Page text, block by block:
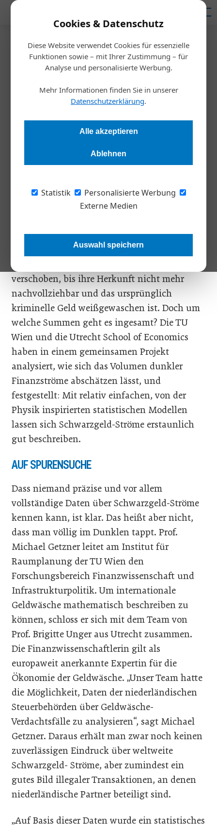
Cookies & Datenschutz
Diese Website verwendet Cookies für essenzielle
Funktionen sowie – mit Ihrer Zustimmung – für
Analyse und personalisierte Werbung.
Mehr Informationen finden Sie in unserer
Datenschutzerklärung.
Alle akzeptieren
Ablehnen
Statistik
Personalisierte Werbung
Externe Medien
Auswahl speichern
Startseite/Inspiration
Wie Schwarzgeld sauber wird
Stephan Strzyzowski 08.06.2021, 12:28 Uhr
Kriminelle nützen ausgefeilte Methoden, um ihre illegalen
enormen Summen es geht, können die TU Wien und die
Utrecht School of Economics nun mit einfachen Modellen
Geldwäsche ist ein Problem, das die ganze
Handlungen wie Drogenhandel oder
Korruption werden häufig über
verschoben, bis ihre Herkunft nicht mehr
nachvollziehbar und das ursprünglich
kriminelle Geld weißgewaschen ist. Doch um
welche Summen geht es ingesamt? Die TU
Wien und die Utrecht School of Economics
haben in einem gemeinsamen Projekt
analysiert, wie sich das Volumen dunkler
Finanzströme abschätzen lässt, und
festgestellt: Mit relativ einfachen, von der
Physik inspirierten statistischen Modellen
lassen sich Schwarzgeld-Ströme erstaunlich
gut beschreiben.
AUF SPURENSUCHE
Dass niemand präzise und vor allem
vollständige Daten über Schwarzgeld-Ströme
kennen kann, ist klar. Das heißt aber nicht,
dass man völlig im Dunklen tappt. Prof.
Michael Getzner leitet am Institut für
Raumplanung der TU Wien den
Forschungsbereich Finanzwissenschaft und
Infrastrukturpolitik. Um internationale
Geldwäsche mathematisch beschreiben zu
können, schloss er sich mit dem Team von
Prof. Brigitte Unger aus Utrecht zusammen.
Die Finanzwissenschaftlerin gilt als
europaweit anerkannte Expertin für die
Ökonomie der Geldwäsche. „Unser Team hatte
die Möglichkeit, Daten der niederländischen
Steuerbehörden über Geldwäsche-
Verdachtsfälle zu analysieren“, sagt Michael
Getzner. Daraus erhält man zwar noch keinen
zuverlässigen Eindruck über weltweite
Schwarzgeld- Ströme, aber zumindest ein
gutes Bild illegaler Transaktionen, an denen
niederländische Partner beteiligt sind.
„Auf Basis dieser Daten wurde ein statistisches